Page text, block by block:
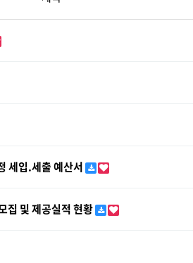
세입.세출 예산서
집 및 제공실적 현황